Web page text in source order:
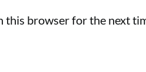
this browser for the next